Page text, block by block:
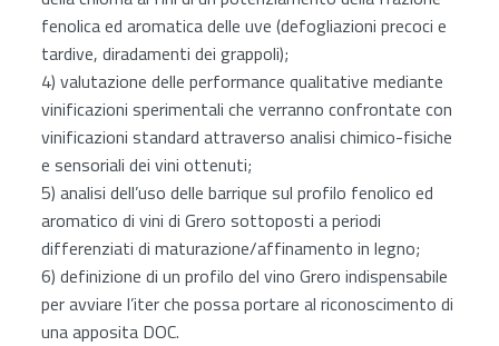
fenolica ed aromatica delle uve (defogliazioni precoci e
tardive, diradamenti dei grappoli);
4) valutazione delle performance qualitative mediante
vinificazioni sperimentali che verranno confrontate con
vinificazioni standard attraverso analisi chimico-fisiche
e sensoriali dei vini ottenuti;
5) analisi dell’uso delle barrique sul profilo fenolico ed
aromatico di vini di Grero sottoposti a periodi
differenziati di maturazione/affinamento in legno;
6) definizione di un profilo del vino Grero indispensabile
per avviare l’iter che possa portare al riconoscimento di
una apposita DOC.